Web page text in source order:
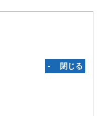
‐ 閉じる